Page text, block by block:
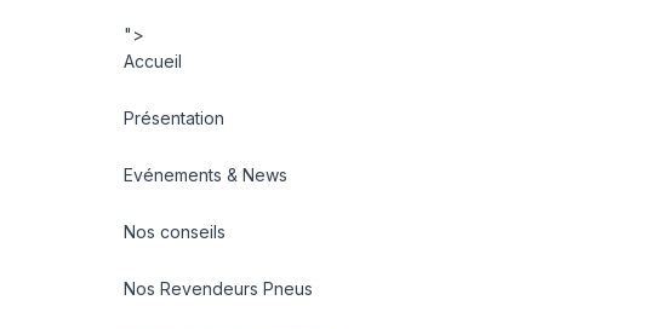
">
Accueil
Présentation
Evénements & News
Nos conseils
Nos Revendeurs Pneus